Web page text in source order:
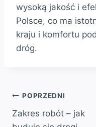
wysoką jakość i
Polsce, co ma
kraju i komfortu
dróg.
Nawigacja
wpisu
POPRZEDNI
Zakres robót – jak